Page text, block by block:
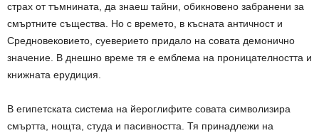
страх от тъмнината, да знаеш тайни, обикновено забранени за
смъртните същества. Но с времето, в късната античност и
Средновековието, суеверието придало на совата демонично
значение. В днешно време тя е емблема на проницателността и
книжната ерудиция.
В египетската система на йероглифите совата символизира
смъртта, нощта, студа и пасивността. Тя принадлежи на